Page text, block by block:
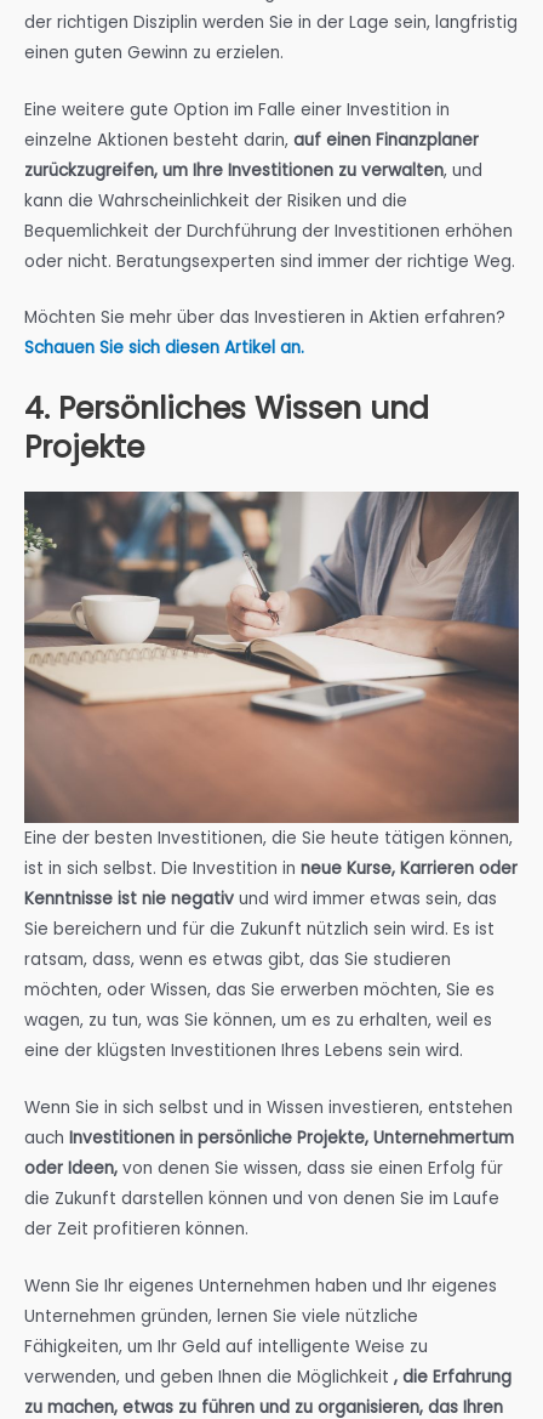
der richtigen Disziplin werden Sie in der Lage sein, langfristig
einen guten Gewinn zu erzielen.
Eine weitere gute Option im Falle einer Investition in
einzelne Aktionen besteht darin, auf einen Finanzplaner
zurückzugreifen, um Ihre Investitionen zu verwalten, und
kann die Wahrscheinlichkeit der Risiken und die
Bequemlichkeit der Durchführung der Investitionen erhöhen
oder nicht. Beratungsexperten sind immer der richtige Weg.
Möchten Sie mehr über das Investieren in Aktien erfahren?
Schauen Sie sich diesen Artikel an.
4. Persönliches Wissen und
Projekte
Eine der besten Investitionen, die Sie heute tätigen können,
ist in sich selbst. Die Investition in neue Kurse, Karrieren oder
Kenntnisse ist nie negativ und wird immer etwas sein, das
Sie bereichern und für die Zukunft nützlich sein wird. Es ist
ratsam, dass, wenn es etwas gibt, das Sie studieren
möchten, oder Wissen, das Sie erwerben möchten, Sie es
wagen, zu tun, was Sie können, um es zu erhalten, weil es
eine der klügsten Investitionen Ihres Lebens sein wird.
Wenn Sie in sich selbst und in Wissen investieren, entstehen
auch Investitionen in persönliche Projekte, Unternehmertum
oder Ideen, von denen Sie wissen, dass sie einen Erfolg für
die Zukunft darstellen können und von denen Sie im Laufe
der Zeit profitieren können.
Wenn Sie Ihr eigenes Unternehmen haben und Ihr eigenes
Unternehmen gründen, lernen Sie viele nützliche
Fähigkeiten, um Ihr Geld auf intelligente Weise zu
verwenden, und geben Ihnen die Möglichkeit , die Erfahrung
zu machen, etwas zu führen und zu organisieren, das Ihren